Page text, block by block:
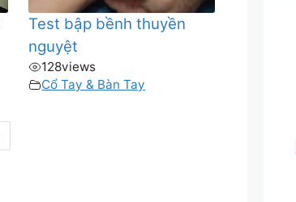
Test bập bềnh thuyền
nguyệt
128views
Cổ Tay & Bàn Tay